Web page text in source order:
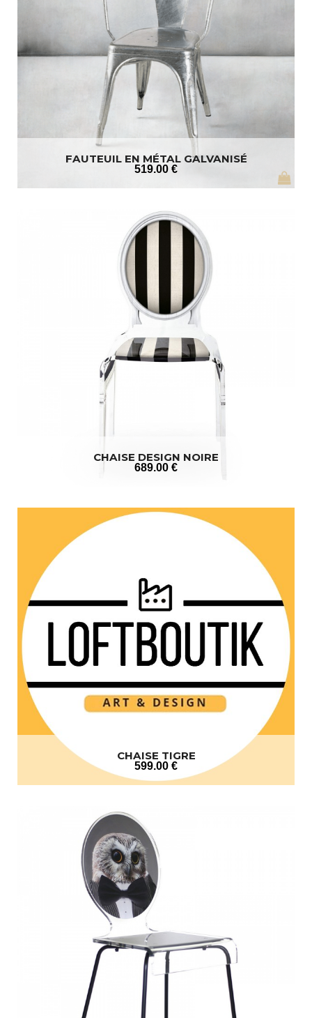
FAUTEUIL EN MÉTAL GALVANISÉ
519.00 €
CHAISE DESIGN NOIRE
689.00 €
CHAISE TIGRE
599.00 €